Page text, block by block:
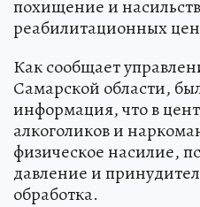
похищение и
реабилитационных
Как сообщает
Самарской области,
информация, что в
алкоголиков и
физическое насилие,
давление и
обработка.